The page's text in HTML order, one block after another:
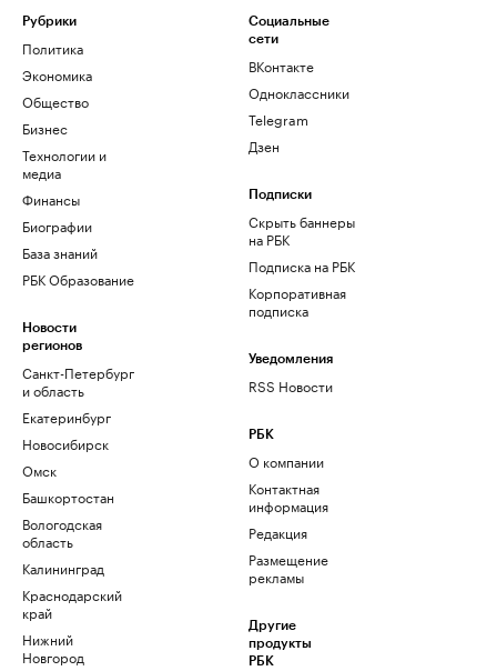
Рубрики
Политика
Экономика
Общество
Бизнес
Технологии и
медиа
Финансы
Биографии
База знаний
РБК Образование
Новости
регионов
Санкт-Петербург
и область
Екатеринбург
Новосибирск
Омск
Башкортостан
Вологодская
область
Калининград
Краснодарский
край
Нижний
Новгород
Социальные
сети
ВКонтакте
Одноклассники
Telegram
Дзен
Подписки
Скрыть баннеры
на РБК
Подписка на РБК
Корпоративная
подписка
Уведомления
RSS Новости
РБК
О компании
Контактная
информация
Редакция
Размещение
рекламы
Другие
продукты
РБК